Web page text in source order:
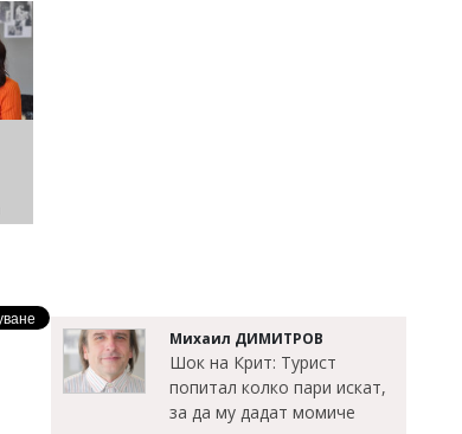
Михаил ДИМИТРОВ
Шок на Крит: Турист
попитал колко пари искат,
за да му дадат момиче